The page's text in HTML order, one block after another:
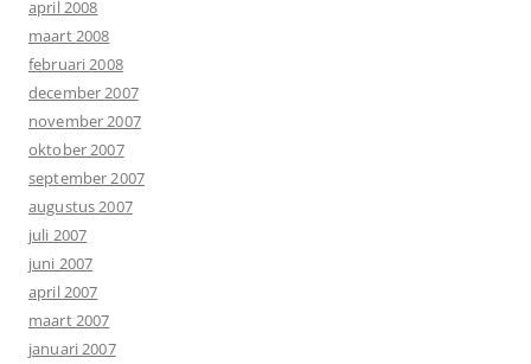
april 2008
maart 2008
februari 2008
december 2007
november 2007
oktober 2007
september 2007
augustus 2007
juli 2007
juni 2007
april 2007
maart 2007
januari 2007